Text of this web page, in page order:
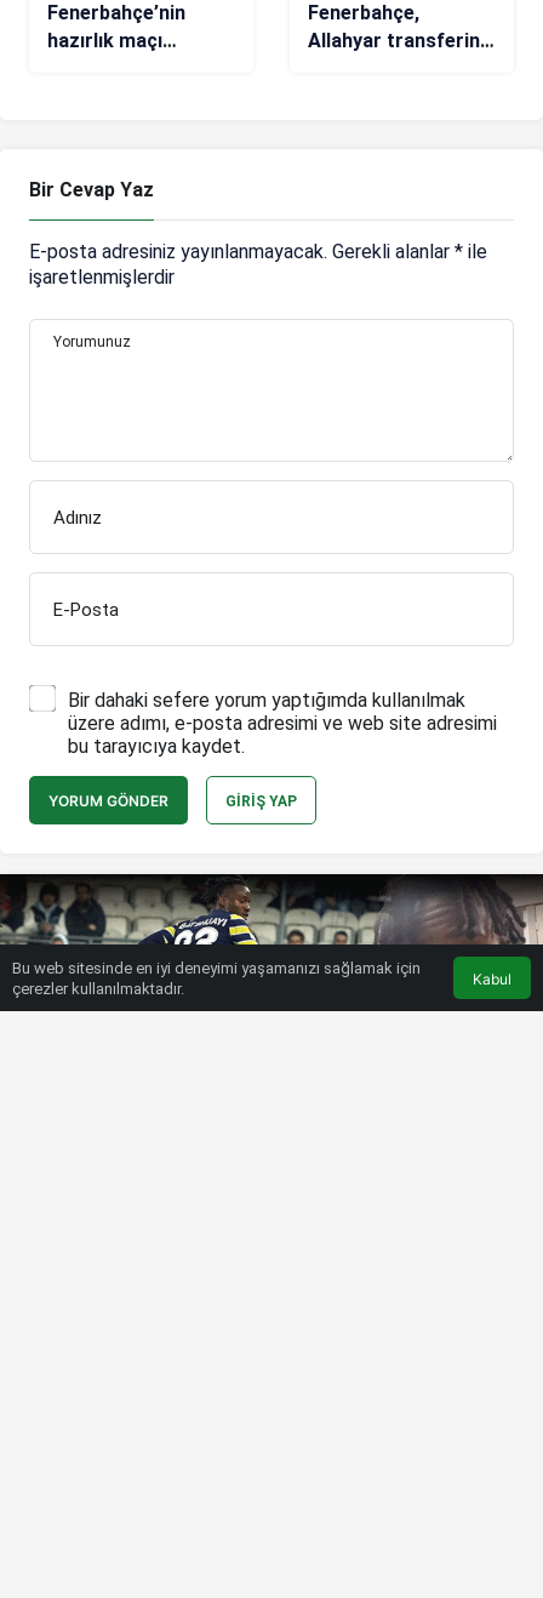
Fenerbahçe’nin
hazırlık maçı
Fenerbahçe,
Allahyar transferini
Bir Cevap Yaz
E-posta adresiniz yayınlanmayacak. Gerekli alanlar * ile
işaretlenmişlerdir
Yorumunuz
Adınız
E-Posta
Bir dahaki sefere yorum yaptığımda kullanılmak
üzere adımı, e-posta adresimi ve web site adresimi
bu tarayıcıya kaydet.
YORUM GÖNDER GIRIŞ YAP
Bu web sitesinde en iyi deneyimi yaşamanızı sağlamak için
çerezler kullanılmaktadır.
Kabul